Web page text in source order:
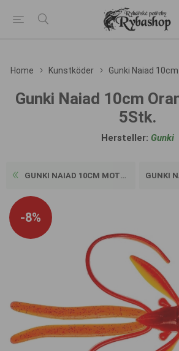
Home Kunstköder Gunki Naiad
Gunki Naiad 10cm
5Stk.
Hersteller: Gunki
GUNKI NAIAD 10CM MOTOROIL R... GUNKI
-8%